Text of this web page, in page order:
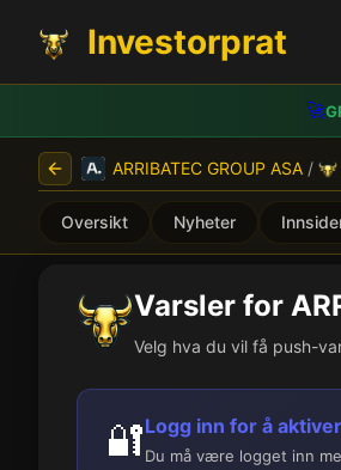
Investorprat
🚀
ARRIBATEC GROUP ASA /
Oversikt Nyheter
Varsler for
Velg hva du vil få push-
🔐Logg inn for å
Du må være logget inn